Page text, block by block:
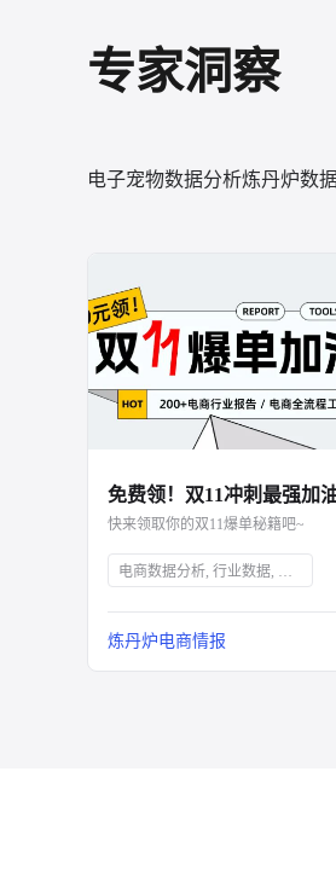
专家洞察
电子宠物数据分析炼丹炉数
快来领取你的双11爆单秘籍吧~
电商数据分析, 行业数据, 品牌数据, 店铺数据, 商品数据, 炼丹炉, 双十一大促, 运营表格, 行业报告, 面试资料, 电商干货包, 免费领取, 大促销售目标规划, 流量渠道复盘, 会员数据复盘, 电商部门绩效晋升, 电商运营利润分析, 出入库明细登记, 库存预警, 电商推广运营计划, 店铺运营每日流水记账, 店铺运营成本统计, 数据洞察, 市场消费趋势, 数字化驱动, 佛系经济, 大健康趋势, 护肤品功能性原料, 户外行业机会点, 男士护肤, 演出经济增长, 年轻人观察
炼丹炉电商情报